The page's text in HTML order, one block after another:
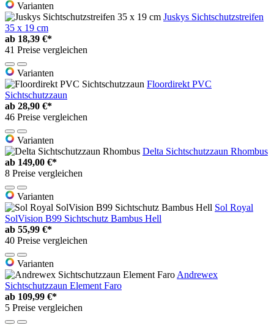
Varianten
Juskys Sichtschutzstreifen
35 x 19 cm
ab 18,39 €*
41 Preise vergleichen
Varianten
Floordirekt PVC
Sichtschutzzaun
ab 28,90 €*
46 Preise vergleichen
Varianten
Delta Sichtschutzzaun Rhombus
ab 149,00 €*
8 Preise vergleichen
Varianten
Sol Royal
SolVision B99 Sichtschutz Bambus Hell
ab 55,99 €*
40 Preise vergleichen
Varianten
Andrewex
Sichtschutzzaun Element Faro
ab 109,99 €*
5 Preise vergleichen